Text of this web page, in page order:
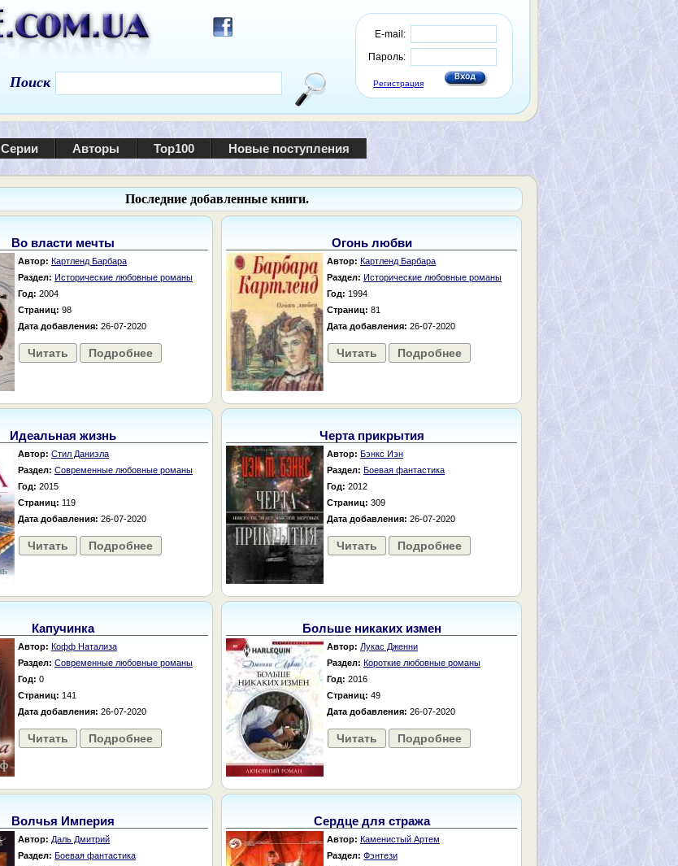
E-mail:
Пароль:
Регистрация
Поиск
Серии Авторы Top100 Новые поступления
Последние добавленные книги.
Во власти мечты
Автор: Картленд Барбара
Раздел: Исторические любовные романы
Год: 2004
Страниц: 98
Дата добавления: 26-07-2020
Читать Подробнее
Огонь любви
Автор: Картленд Барбара
Раздел: Исторические любовные романы
Год: 1994
Страниц: 81
Дата добавления: 26-07-2020
Читать Подробнее
Идеальная жизнь
Автор: Стил Даниэла
Раздел: Современные любовные романы
Год: 2015
Страниц: 119
Дата добавления: 26-07-2020
Читать Подробнее
Черта прикрытия
Автор: Бэнкс Иэн
Раздел: Боевая фантастика
Год: 2012
Страниц: 309
Дата добавления: 26-07-2020
Читать Подробнее
Капучинка
Автор: Кофф Натализа
Раздел: Современные любовные романы
Год: 0
Страниц: 141
Дата добавления: 26-07-2020
Читать Подробнее
Больше никаких измен
Автор: Лукас Дженни
Раздел: Короткие любовные романы
Год: 2016
Страниц: 49
Дата добавления: 26-07-2020
Читать Подробнее
Волчья Империя
Автор: Даль Дмитрий
Раздел: Боевая фантастика
Сердце для стража
Автор: Каменистый Артем
Раздел: Фэнтези